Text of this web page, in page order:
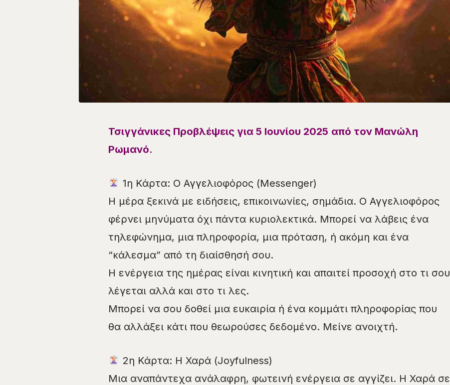
Τσιγγάνικες Προβλέψεις για 5 Ιουνίου 2025 από τον Μανώλη
Ρωμανό.
1η Κάρτα: Ο Αγγελιοφόρος (Messenger)
Η μέρα ξεκινά με ειδήσεις, επικοινωνίες, σημάδια. Ο Αγγελιοφόρος
φέρνει μηνύματα όχι πάντα κυριολεκτικά. Μπορεί να λάβεις ένα
τηλεφώνημα, μια πληροφορία, μια πρόταση, ή ακόμη και ένα
“κάλεσμα” από τη διαίσθησή σου.
Η ενέργεια της ημέρας είναι κινητική και απαιτεί προσοχή στο τι σου
λέγεται αλλά και στο τι λες.
Μπορεί να σου δοθεί μια ευκαιρία ή ένα κομμάτι πληροφορίας που
θα αλλάξει κάτι που θεωρούσες δεδομένο. Μείνε ανοιχτή.
2η Κάρτα: Η Χαρά (Joyfulness)
Μια αναπάντεχα ανάλαφρη, φωτεινή ενέργεια σε αγγίζει. Η Χαρά σε